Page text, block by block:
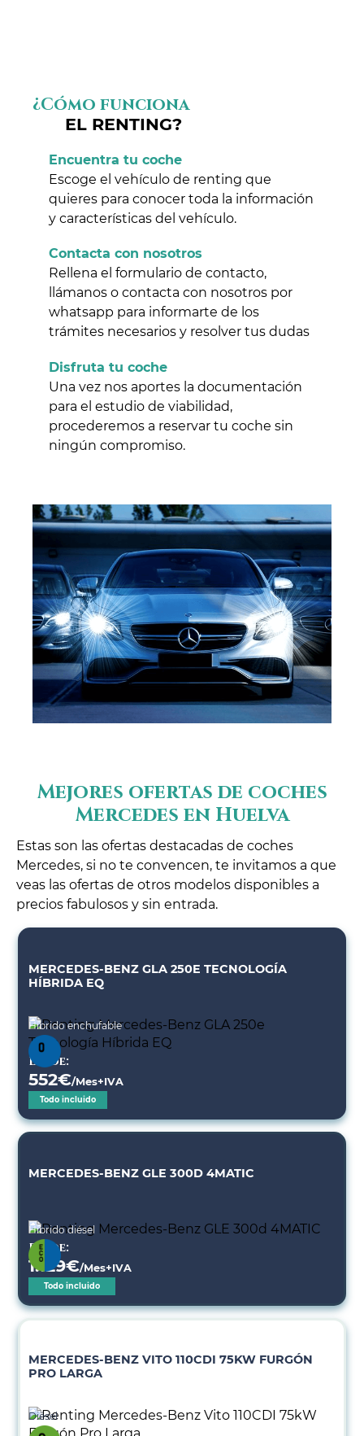
¿Cómo funciona
EL RENTING?
Encuentra tu coche
Escoge el vehículo de renting que
quieres para conocer toda la información
y características del vehículo.
Contacta con nosotros
Rellena el formulario de contacto,
llámanos o contacta con nosotros por
whatsapp para informarte de los
trámites necesarios y resolver tus dudas
Disfruta tu coche
Una vez nos aportes la documentación
para el estudio de viabilidad,
procederemos a reservar tu coche sin
ningún compromiso.
Mejores ofertas de coches
Mercedes en Huelva
Estas son las ofertas destacadas de coches
Mercedes, si no te convencen, te invitamos a que
veas las ofertas de otros modelos disponibles a
precios fabulosos y sin entrada.
MERCEDES-BENZ GLA 250E TECNOLOGÍA
HÍBRIDA EQ
Híbrido enchufable
Desde:
552€/Mes+IVA
Todo incluido
MERCEDES-BENZ GLE 300D 4MATIC
Híbrido diésel
Desde:
1.129€/Mes+IVA
Todo incluido
MERCEDES-BENZ VITO 110CDI 75KW FURGÓN
PRO LARGA
Diésel